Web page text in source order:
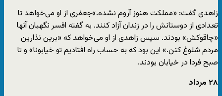
زاهدی گفت: «مملکت هنوز آروم نشده.»جعفری از او می‌خواهد تا
تعدادی از دوستانش را در زندان آزاد کنند. به گفته افسر نگهبان آنها
«چاقوکش» بودند. سپس زاهدی از او می‌خواهد که «برین نذارین
مردم شلوغ کنن.» این بود که به حساب راه افتادیم تو خیابونا» و تا
صبح فردا در خیابان بودند.
۲۸ مرداد